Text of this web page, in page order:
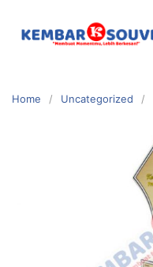
Home Uncategorized